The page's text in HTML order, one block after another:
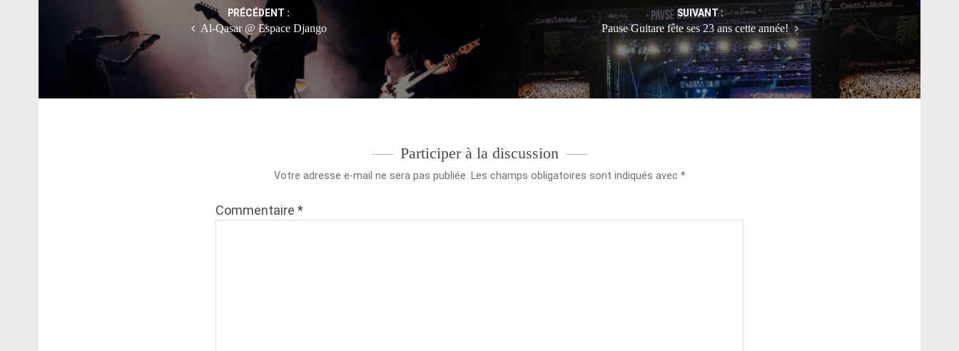
PRÉCÉDENT :
Al-Qasar @ Espace Django
SUIVANT :
Pause Guitare fête ses 23 ans cette année!
Participer à la discussion
Votre adresse e-mail ne sera pas publiée. Les champs obligatoires sont indiqués avec *
Commentaire *